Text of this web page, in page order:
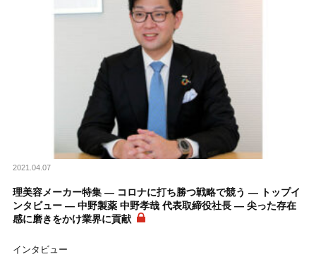
2021.04.07
理美容メーカー特集 ― コロナに打ち勝つ戦略で競う ― トップイ
ンタビュー ― 中野製薬 中野孝哉 代表取締役社長 ― 尖った存在
感に磨きをかけ業界に貢献
インタビュー